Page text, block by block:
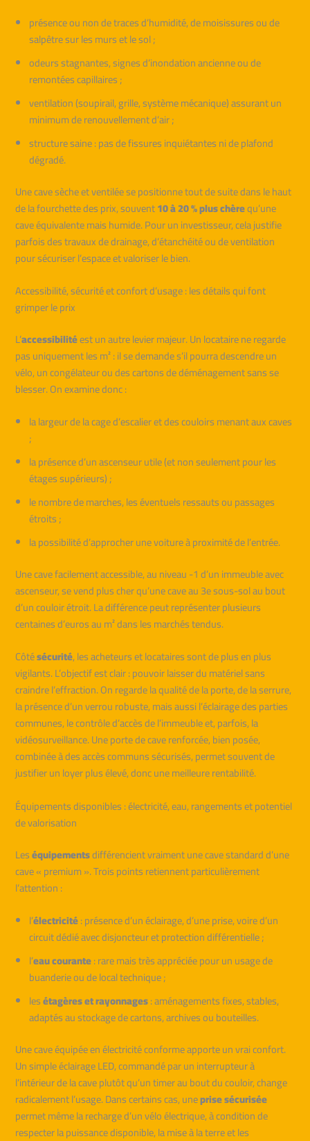
présence ou non de traces d’humidité, de moisissures ou de
salpêtre sur les murs et le sol ;
odeurs stagnantes, signes d’inondation ancienne ou de
remontées capillaires ;
ventilation (soupirail, grille, système mécanique) assurant un
minimum de renouvellement d’air ;
structure saine : pas de fissures inquiétantes ni de plafond
dégradé.
Une cave sèche et ventilée se positionne tout de suite dans le haut
de la fourchette des prix, souvent10 à 20 % plus chèrequ’une
cave équivalente mais humide. Pour un investisseur, cela justifie
parfois des travaux de drainage, d’étanchéité ou de ventilation
pour sécuriser l’espace et valoriser le bien.
Accessibilité, sécurité et confort d’usage : les détails qui font
grimper le prix
L’accessibilitéest un autre levier majeur. Un locataire ne regarde
pas uniquement les m² : il se demande s’il pourra descendre un
vélo, un congélateur ou des cartons de déménagement sans se
blesser. On examine donc :
la largeur de la cage d’escalier et des couloirs menant aux caves
;
la présence d’un ascenseur utile (et non seulement pour les
étages supérieurs) ;
le nombre de marches, les éventuels ressauts ou passages
étroits ;
la possibilité d’approcher une voiture à proximité de l’entrée.
Une cave facilement accessible, au niveau -1 d’un immeuble avec
ascenseur, se vend plus cher qu’une cave au 3e sous-sol au bout
d’un couloir étroit. La différence peut représenter plusieurs
centaines d’euros au m² dans les marchés tendus.
Côtésécurité, les acheteurs et locataires sont de plus en plus
vigilants. L’objectif est clair : pouvoir laisser du matériel sans
craindre l’effraction. On regarde la qualité de la porte, de la serrure,
la présence d’un verrou robuste, mais aussi l’éclairage des parties
communes, le contrôle d’accès de l’immeuble et, parfois, la
vidéosurveillance. Une porte de cave renforcée, bien posée,
combinée à des accès communs sécurisés, permet souvent de
justifier un loyer plus élevé, donc une meilleure rentabilité.
Équipements disponibles : électricité, eau, rangements et potentiel
de valorisation
Leséquipementsdifférencient vraiment une cave standard d’une
cave « premium ». Trois points retiennent particulièrement
l’attention :
l’électricité: présence d’un éclairage, d’une prise, voire d’un
circuit dédié avec disjoncteur et protection différentielle ;
l’eau courante: rare mais très appréciée pour un usage de
buanderie ou de local technique ;
lesétagères et rayonnages: aménagements fixes, stables,
adaptés au stockage de cartons, archives ou bouteilles.
Une cave équipée en électricité conforme apporte un vrai confort.
Un simple éclairage LED, commandé par un interrupteur à
l’intérieur de la cave plutôt qu’un timer au bout du couloir, change
radicalement l’usage. Dans certains cas, uneprise sécurisée
permet même la recharge d’un vélo électrique, à condition de
respecter la puissance disponible, la mise à la terre et les